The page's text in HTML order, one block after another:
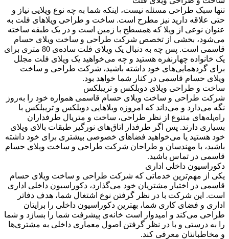
تنها سبک طراحی مسئله نیست، اینکه شما به چه نوع ویلایی نیاز و
حتی علاقه دارید نیز مطرح است. ساخت و طراحی ویلاهای فلت به
عنوان نوعی از ویلا که همسطح با زمین است و در یک طبقه ساخته
می‌شود، بخشی از تخصص شرکت طراحی و ساخت ویلای حسام
قاسمی است. پس چه به دنبال یک ویلای فلت ساده‌ی 80 متری برای
یک خانواده چهارنفره هستید و چه می‌خواهید یک ویلای فلت مجلل
برای گردهمایی‌های خود داشته باشید، شرکت طراحی و ساخت
ویلای حسام قاسمی در کنار شما خواهد بود.
ساخت و طراحی ویلای دوبلکس و تریبلکس
شرکت طراحی و ساخت ویلای حسام قاسمی همواره خود را به‌روز
نگه می‌دارد و می‌داند که امروزه ویلاهایی دوبلکس و تریبلکس با
راه‌پله‌های متنوع از نظر طراحی، ساخت و متریال طرفداران
بسیاری دارند. پس اگر طرفدار اتاق‌های نورگیر طبقات بالای ویلای
خود هستید یا می‌خواهید فضاهای خصوصی بیشتری برای خود داشته
باشید، با مهندسان و طراحان شرکت طراحی و ساخت ویلای حسام
قاسمی در تماس باشید.
دکوراسیون داخلی اداری
یکی از مهم‌ترین خدماتی که شرکت طراحی و ساخت ویلای حسام
قاسمی در اختیار مشتریان خود می‌گذارد، دکوراسیون داخلی اداری
است. این شرکت با در نظر گرفتن نوع اشتغال شما، هدف دفاتر
اداری و فضای کاری شما، بهترین دکوراسیون داخلی را برایتان
طراحی می‌کند و امیدوار است خانه‌ی پیشرفت شما را بسازد و شما
را به درستی و با در نظر گرفتن اصول معماری داخلی به مشتری‌ها
و مخاطبانتان معرفی کند.